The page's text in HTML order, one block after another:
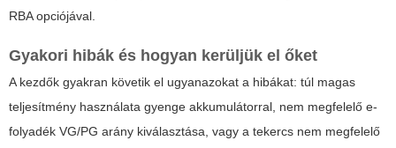
RBA opciójával.
Gyakori hibák és hogyan kerüljük el őket
A kezdők gyakran követik el ugyanazokat a hibákat: túl magas
teljesítmény használata gyenge akkumulátorral, nem megfelelő e-
folyadék VG/PG arány kiválasztása, vagy a tekercs nem megfelelő